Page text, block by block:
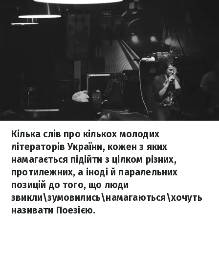
Кілька слів про кількох молодих
літераторів України, кожен з яких
намагається підійти з цілком різних,
протилежних, а іноді й паралельних
позицій до того, що люди
звикли\зумовились\намагаються\хочуть
називати Поезією.